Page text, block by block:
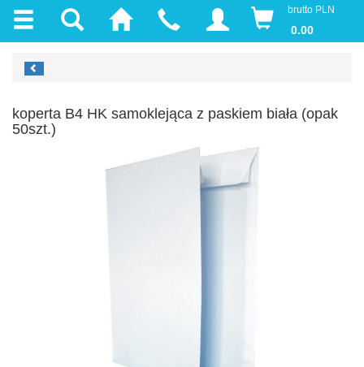
brutto PLN
0.00
koperta B4 HK samoklejąca z paskiem biała (opak
50szt.)